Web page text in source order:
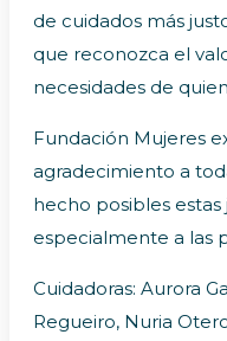
de cuidados más
que reconozca el
necesidades de
Fundación Mujeres
agradecimiento a
hecho posibles
especialmente a las
Cuidadoras: Aurora
Regueiro, Nuria